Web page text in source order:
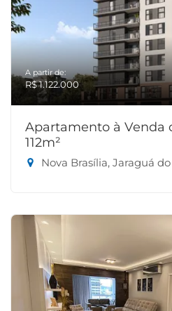
A partir de:
R$ 1.122.000
Apartamento à Venda
112m²
Nova Brasília, Jaraguá do